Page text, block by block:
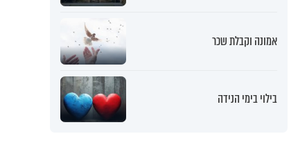
אמונה וקבלת שכר
בילוי בימי הנידה